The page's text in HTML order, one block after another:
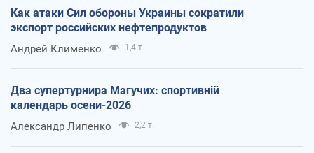
Как атаки Сил обороны Украины сократили
экспорт российских нефтепродуктов
Андрей Клименко 1,4 т.
Два супертурнира Магучих: спортивній
календарь осени-2026
Александр Липенко 2,2 т.